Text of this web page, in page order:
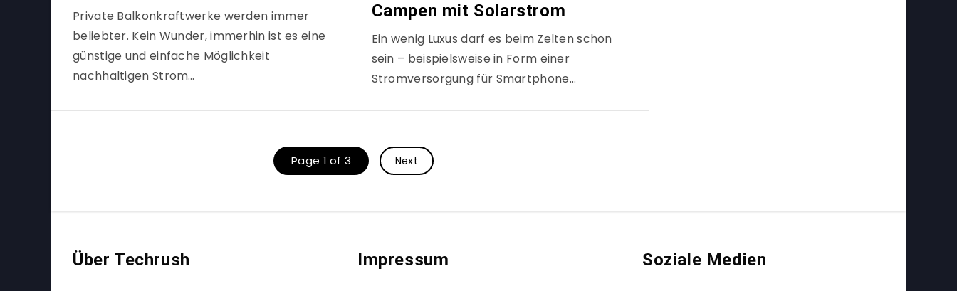
Private Balkonkraftwerke werden immer
beliebter. Kein Wunder, immerhin ist es eine
günstige und einfache Möglichkeit
nachhaltigen Strom…
Campen mit Solarstrom
Ein wenig Luxus darf es beim Zelten schon
sein – beispielsweise in Form einer
Stromversorgung für Smartphone…
Page 1 of 3 Next
Über Techrush Impressum Soziale Medien